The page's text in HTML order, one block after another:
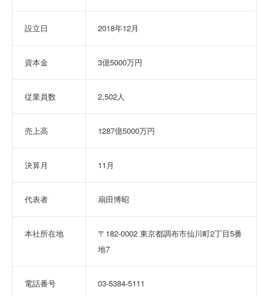
設立日 2018年12月
資本金 3億5000万円
従業員数 2,502人
売上高 1287億5000万円
決算月 11月
代表者 扇田博昭
本社所在地
〒182-0002 東京都調布市仙川町2丁目5番
地7
電話番号 03-5384-5111